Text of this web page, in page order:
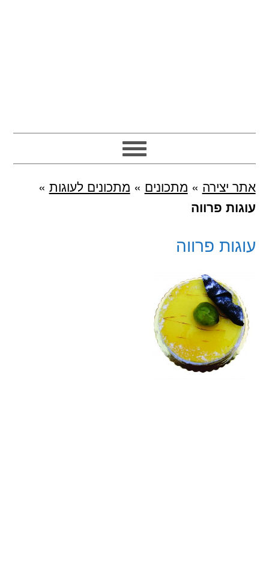
אתר יצירה » מתכונים » מתכונים לעוגות »
עוגות פרווה
עוגות פרווה